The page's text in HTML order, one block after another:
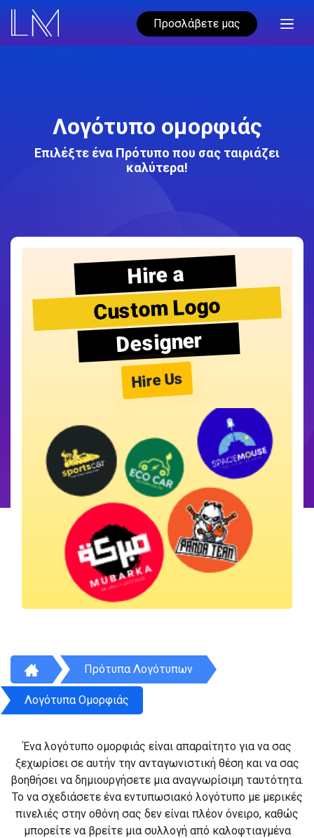
Προσλάβετε μας
Λογότυπο ομορφιάς
Επιλέξτε ένα Πρότυπο που σας ταιριάζει
καλύτερα!
Hire a
Custom Logo
Designer
Hire Us
Πρότυπα Λογότυπων
Λογότυπα Ομορφιάς
Ένα λογότυπο ομορφιάς είναι απαραίτητο για να σας
ξεχωρίσει σε αυτήν την ανταγωνιστική θέση και να σας
βοηθήσει να δημιουργήσετε μια αναγνωρίσιμη ταυτότητα.
Το να σχεδιάσετε ένα εντυπωσιακό λογότυπο με μερικές
πινελιές στην οθόνη σας δεν είναι πλέον όνειρο, καθώς
μπορείτε να βρείτε μια συλλογή από καλοφτιαγμένα